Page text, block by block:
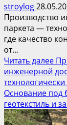
stroylog
Производство
паркета —
где качество
от...
Читать далее
инженерной
Основание под
геотекстиль и